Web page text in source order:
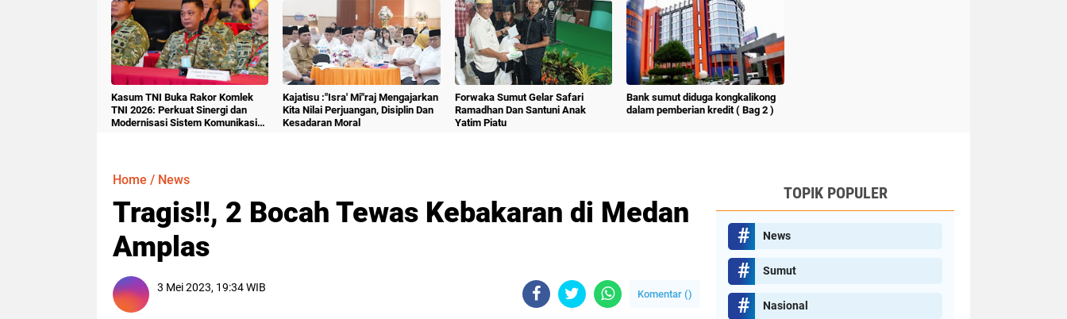
Kasum TNI Buka Rakor Komlek
TNI 2026: Perkuat Sinergi dan
Modernisasi Sistem Komunikasi
Kajatisu :"Isra' Mi"raj Mengajarkan
Kita Nilai Perjuangan, Disiplin Dan
Kesadaran Moral
Forwaka Sumut Gelar Safari
Ramadhan Dan Santuni Anak
Yatim Piatu
Bank sumut diduga kongkalikong
dalam pemberian kredit ( Bag 2 )
Home / News
Tragis!!, 2 Bocah Tewas Kebakaran di Medan
Amplas
3 Mei 2023, 19:34 WIB
Komentar ()
TOPIK POPULER
News
Sumut
Nasional